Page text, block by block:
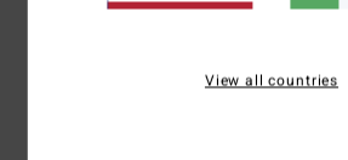
View all countries